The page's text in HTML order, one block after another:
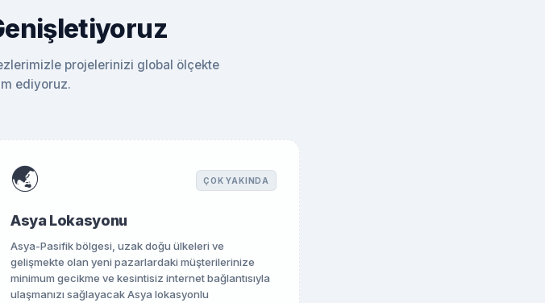
projelerinizi global ölçekte
ediyoruz.
🌏 ÇOK YAKINDA
Asya Lokasyonu
Asya-Pasifik bölgesi, uzak doğu ülkeleri ve
gelişmekte olan yeni pazarlardaki müşterilerinize
minimum gecikme ve kesintisiz internet bağlantısıyla
ulaşmanızı sağlayacak Asya lokasyonlu